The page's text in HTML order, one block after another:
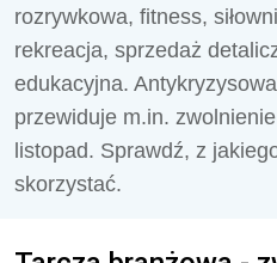
rozrywkowa, fitness,
rekreacja, sprzedaż
edukacyjna.
przewiduje m.in.
listopad. Sprawdź, z
skorzystać.